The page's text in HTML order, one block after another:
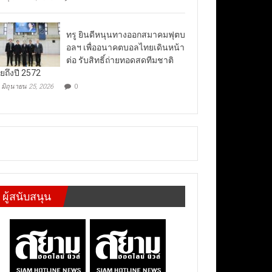
ทรู ยินดีหนุนทางออกสมาคมฟุตบ
อลฯ เพื่ออนาคตบอลไทยเดินหน้า
ต่อ รับสิทธิ์ถ่ายทอดสดทีมชาติ
ถึงปี 2572
มิถุนายน 25, 2026 0
ผู้สนับสนุน